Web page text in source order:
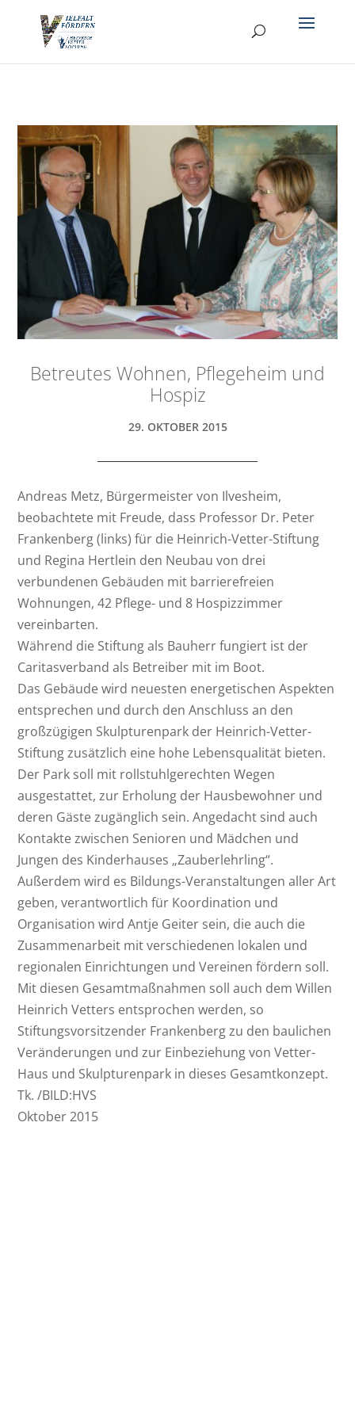
Betreutes Wohnen, Pflegeheim und
Hospiz
29. OKTOBER 2015
Andreas Metz, Bürgermeister von Ilvesheim,
beobachtete mit Freude, dass Professor Dr. Peter
Frankenberg (links) für die Heinrich-Vetter-Stiftung
und Regina Hertlein den Neubau von drei
verbundenen Gebäuden mit barrierefreien
Wohnungen, 42 Pflege- und 8 Hospizzimmer
vereinbarten.
Während die Stiftung als Bauherr fungiert ist der
Caritasverband als Betreiber mit im Boot.
Das Gebäude wird neuesten energetischen Aspekten
entsprechen und durch den Anschluss an den
großzügigen Skulpturenpark der Heinrich-Vetter-
Stiftung zusätzlich eine hohe Lebensqualität bieten.
Der Park soll mit rollstuhlgerechten Wegen
ausgestattet, zur Erholung der Hausbewohner und
deren Gäste zugänglich sein. Angedacht sind auch
Kontakte zwischen Senioren und Mädchen und
Jungen des Kinderhauses „Zauberlehrling“.
Außerdem wird es Bildungs-Veranstaltungen aller Art
geben, verantwortlich für Koordination und
Organisation wird Antje Geiter sein, die auch die
Zusammenarbeit mit verschiedenen lokalen und
regionalen Einrichtungen und Vereinen fördern soll.
Mit diesen Gesamtmaßnahmen soll auch dem Willen
Heinrich Vetters entsprochen werden, so
Stiftungsvorsitzender Frankenberg zu den baulichen
Veränderungen und zur Einbeziehung von Vetter-
Haus und Skulpturenpark in dieses Gesamtkonzept.
Tk. /BILD:HVS
Oktober 2015